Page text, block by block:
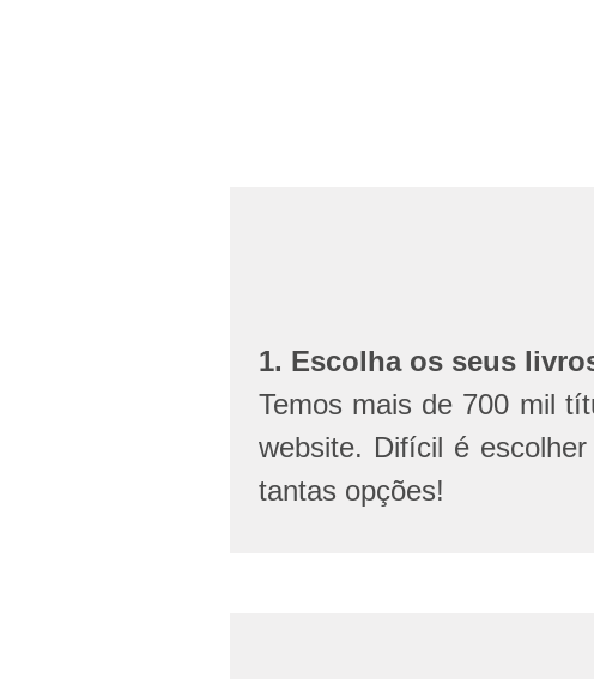
1. Escolha os seus
Temos mais de 700 mil
website. Difícil é
tantas opções!